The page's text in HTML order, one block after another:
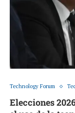
Technology Forum
Elecciones